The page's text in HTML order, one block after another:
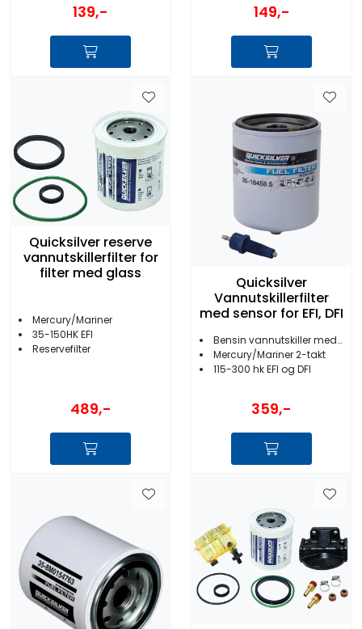
139,- 149,-
Quicksilver reserve
vannutskillerfilter for
filter med glass
Mercury/Mariner
35-150HK EFI
Reservefilter
489,-
Quicksilver
Vannutskillerfilter
med sensor for EFI, DFI
Bensin vannutskiller med sensor
Mercury/Mariner 2-takt
115-300 hk EFI og DFI
359,-